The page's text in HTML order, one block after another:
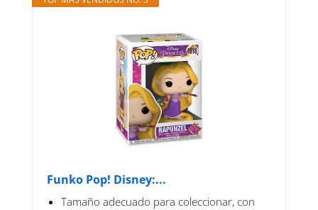
Funko Pop! Disney:...
Tamaño adecuado para coleccionar, con